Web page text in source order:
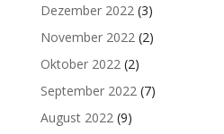
Dezember 2022 (3)
November 2022 (2)
Oktober 2022 (2)
September 2022 (7)
August 2022 (9)